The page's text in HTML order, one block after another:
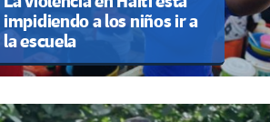
impidiendo a los niños ir a
la escuela